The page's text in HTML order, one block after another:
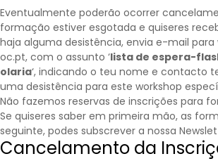
Eventualmente poderão ocorrer
formação estiver esgotada e quiseres
haja alguma desistência, envia e-mail para
oc.pt, com o assunto ‘lista de espera-
olaria‘, indicando o teu nome e contacto
uma desistência para este workshop
Não fazemos reservas de inscrições para
Se quiseres saber em primeira mão, as
seguinte, podes subscrever a nossa
Cancelamento da